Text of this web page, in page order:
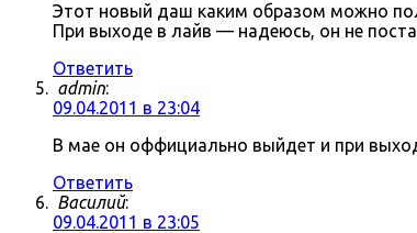
Этот новый даш каким образом можно
При выходе в лайв — надеюсь, он не
Ответить
admin:
09.04.2011 в 23:04
В мае он оффициально выйдет и при
Ответить
Василий:
09.04.2011 в 23:05